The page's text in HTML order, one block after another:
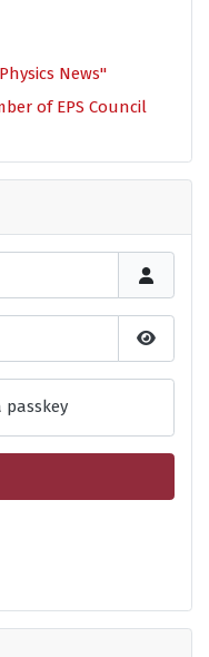
News"
of EPS Council
Show
passkey